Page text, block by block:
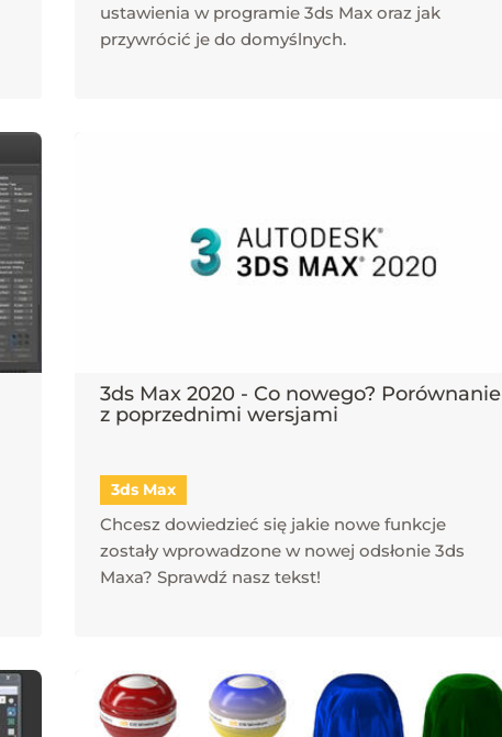
ustawienia w programie 3ds Max oraz jak
przywrócić je do domyślnych.
3ds Max 2020 - Co nowego? Porównanie
z poprzednimi wersjami
3ds Max
Chcesz dowiedzieć się jakie nowe funkcje
zostały wprowadzone w nowej odsłonie 3ds
Maxa? Sprawdź nasz tekst!